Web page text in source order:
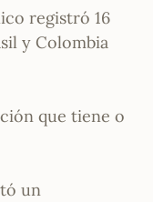
registró 16
y Colombia
que tiene o
un